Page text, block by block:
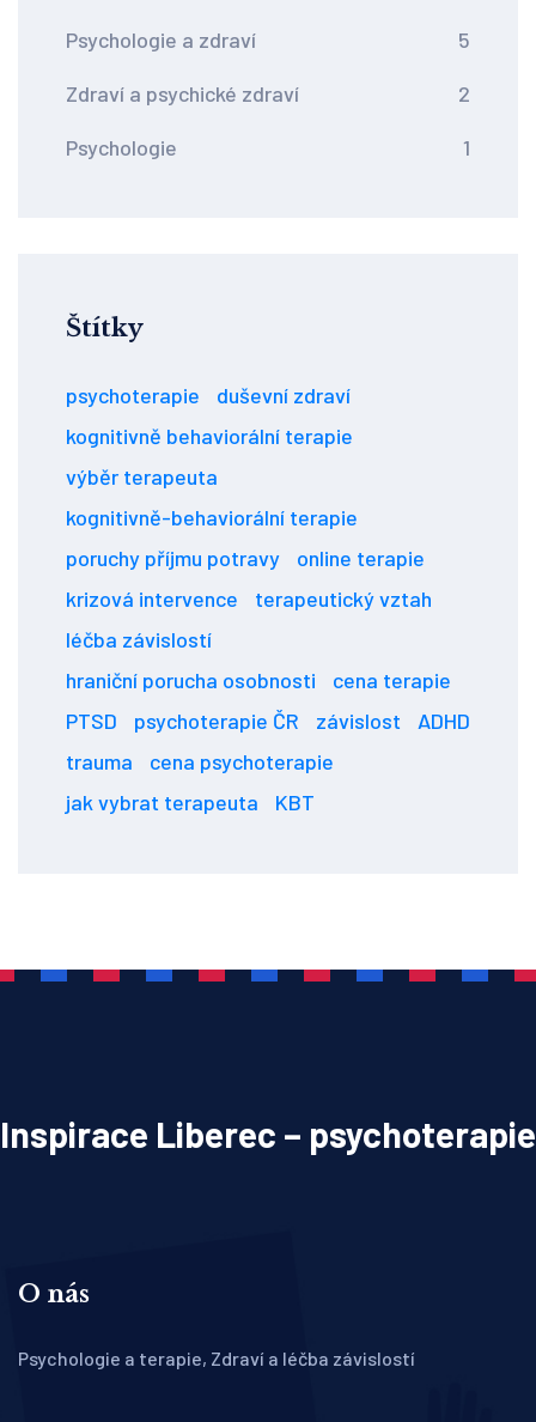
Psychologie a zdraví 5
Zdraví a psychické zdraví 2
Psychologie 1
Štítky
psychoterapie
duševní zdraví
kognitivně behaviorální terapie
výběr terapeuta
kognitivně-behaviorální terapie
poruchy příjmu potravy
online terapie
krizová intervence
terapeutický vztah
léčba závislostí
hraniční porucha osobnosti
cena terapie
PTSD
psychoterapie ČR závislost
ADHD
trauma
cena psychoterapie
jak vybrat terapeuta
KBT
Inspirace Liberec – psychoterapie
O nás
Psychologie a terapie, Zdraví a léčba závislostí